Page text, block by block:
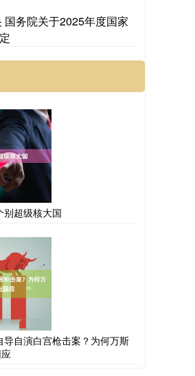
国务院关于2025年度国家
别超级核大国
导自演白宫枪击案？为何万斯